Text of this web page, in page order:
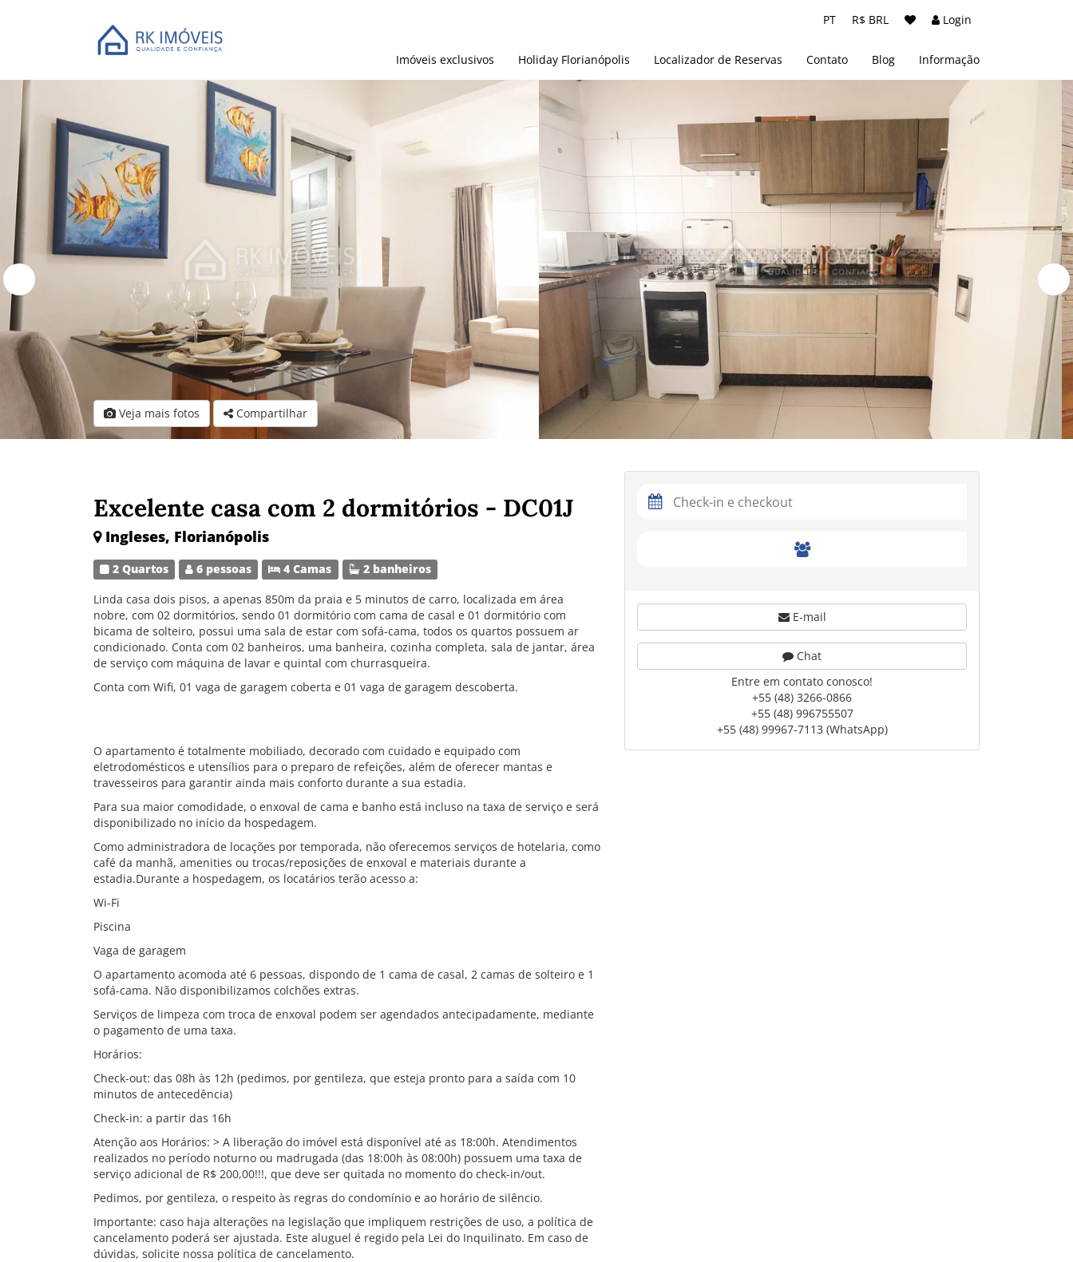
PT R$ BRL Login
Imóveis exclusivos Holiday Florianópolis Localizador de Reservas Contato Blog
Informação
Termos e Condições
Políticas de Privacidade
Veja mais fotos Compartilhar
Excelente casa com 2 dormitórios - DC01J
Ingleses, Florianópolis
2 Quartos 6 pessoas 4 Camas 2 banheiros
Linda casa dois pisos, a apenas 850m da praia e 5 minutos de carro, localizada em área
nobre, com 02 dormitórios, sendo 01 dormitório com cama de casal e 01 dormitório com
bicama de solteiro, possui uma sala de estar com sofá-cama, todos os quartos possuem ar
condicionado. Conta com 02 banheiros, uma banheira, cozinha completa, sala de jantar, área
de serviço com máquina de lavar e quintal com churrasqueira.
Conta com Wifi, 01 vaga de garagem coberta e 01 vaga de garagem descoberta.
O apartamento é totalmente mobiliado, decorado com cuidado e equipado com
eletrodomésticos e utensílios para o preparo de refeições, além de oferecer mantas e
travesseiros para garantir ainda mais conforto durante a sua estadia.
Para sua maior comodidade, o enxoval de cama e banho está incluso na taxa de serviço e será
disponibilizado no início da hospedagem.
Como administradora de locações por temporada, não oferecemos serviços de hotelaria, como
café da manhã, amenities ou trocas/reposições de enxoval e materiais durante a
estadia.Durante a hospedagem, os locatários terão acesso a:
Wi-Fi
Piscina
Vaga de garagem
O apartamento acomoda até 6 pessoas, dispondo de 1 cama de casal, 2 camas de solteiro e 1
sofá-cama. Não disponibilizamos colchões extras.
Serviços de limpeza com troca de enxoval podem ser agendados antecipadamente, mediante
o pagamento de uma taxa.
Horários:
Check-out: das 08h às 12h (pedimos, por gentileza, que esteja pronto para a saída com 10
minutos de antecedência)
Check-in: a partir das 16h
Atenção aos Horários: > A liberação do imóvel está disponível até as 18:00h. Atendimentos
realizados no período noturno ou madrugada (das 18:00h às 08:00h) possuem uma taxa de
serviço adicional de R$ 200,00!!!, que deve ser quitada no momento do check-in/out.
Pedimos, por gentileza, o respeito às regras do condomínio e ao horário de silêncio.
Importante: caso haja alterações na legislação que impliquem restrições de uso, a política de
cancelamento poderá ser ajustada. Este aluguel é regido pela Lei do Inquilinato. Em caso de
dúvidas, solicite nossa política de cancelamento.
E-mail
Chat
Entre em contato conosco!
+55 (48) 3266-0866
+55 (48) 996755507
+55 (48) 99967-7113 (WhatsApp)